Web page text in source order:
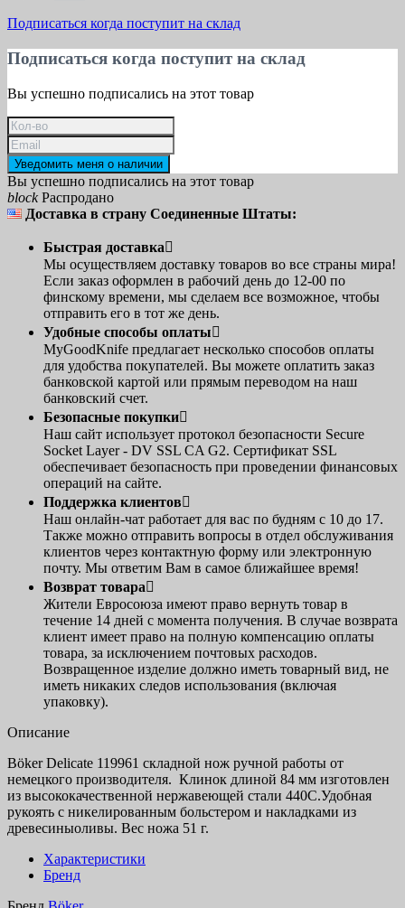
Подписаться когда поступит на склад
Подписаться когда поступит на склад
Вы успешно подписались на этот товар
Уведомить меня о наличии
Вы успешно подписались на этот товар
blockРаспродано
Доставка в страну Соединенные Штаты:
Быстрая доставка
Мы осуществляем доставку товаров во все страны мира!
Если заказ оформлен в рабочий день до 12-00 по
финскому времени, мы сделаем все возможное, чтобы
отправить его в тот же день.
Удобные способы оплаты
MyGoodKnife предлагает несколько способов оплаты
для удобства покупателей. Вы можете оплатить заказ
банковской картой или прямым переводом на наш
банковский счет.
Безопасные покупки
Наш сайт использует протокол безопасности Secure
Socket Layer - DV SSL CA G2. Сертификат SSL
обеспечивает безопасность при проведении финансовых
операций на сайте.
Поддержка клиентов
Наш онлайн-чат работает для вас по будням с 10 до 17.
Также можно отправить вопросы в отдел обслуживания
клиентов через контактную форму или электронную
почту. Мы ответим Вам в самое ближайшее время!
Возврат товара
Жители Евросоюза имеют право вернуть товар в
течение 14 дней с момента получения. В случае возврата
клиент имеет право на полную компенсацию оплаты
товара, за исключением почтовых расходов.
Возвращенное изделие должно иметь товарный вид, не
иметь никаких следов использования (включая
упаковку).
Описание
Böker Delicate 119961 складной нож ручной работы от
немецкого производителя. Клинок длиной 84 мм изготовлен
из высококачественной нержавеющей стали 440C.Удобная
рукоять с никелированным больстером и накладками из
древесиныоливы. Bес ножа 51 г.
Характеристики
Бренд